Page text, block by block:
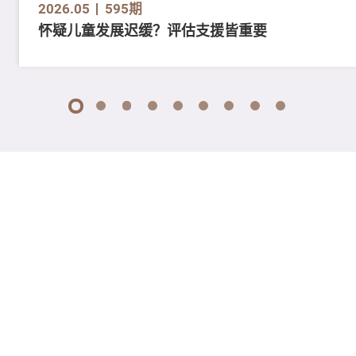
2026.05 595期
怀疑儿童发展迟缓？评估支援皆重要
1 2 3 4 5 6 7 8 9